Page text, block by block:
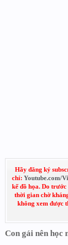
Hãy đăng ký
chỉ: Youtube.com/
kế đồ họa. Do
thời gian chờ
không xem được
Con gái nên học